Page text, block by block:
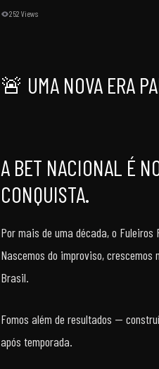
252 Views
🚨 UMA NOVA ERA
A BET NACIONAL É
CONQUISTA.
Por mais de uma década, o Fuleiros
Nascemos do improviso,
Brasil.
Fomos além de resultados —
após temporada.